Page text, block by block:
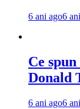
6 ani ago6
Ce
Donald
6 ani ago6